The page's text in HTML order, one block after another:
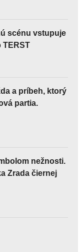
scénu vstupuje
a príbeh, ktorý
partia.
nežnosti.
Zrada čiernej